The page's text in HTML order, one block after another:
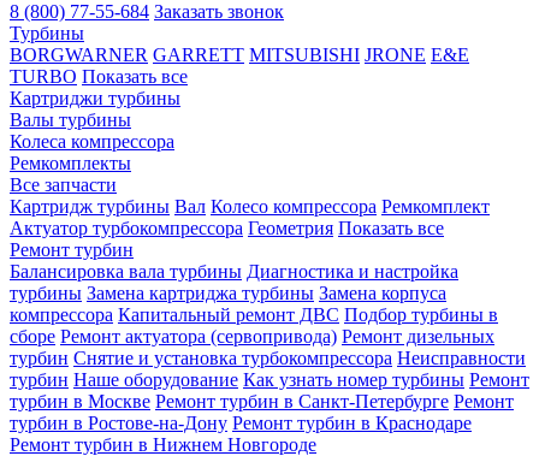
8 (800) 77-55-684 Заказать звонок
Турбины
BORGWARNER GARRETT MITSUBISHI JRONE E&E
TURBO Показать все
Картриджи турбины
Валы турбины
Колеса компрессора
Ремкомплекты
Все запчасти
Картридж турбины Вал Колесо компрессора Ремкомплект
Актуатор турбокомпрессора Геометрия Показать все
Ремонт турбин
Балансировка вала турбины Диагностика и настройка
турбины Замена картриджа турбины Замена корпуса
компрессора Капитальный ремонт ДВС Подбор турбины в
сборе Ремонт актуатора (сервопривода) Ремонт дизельных
турбин Снятие и установка турбокомпрессора Неисправности
турбин Наше оборудование Как узнать номер турбины Ремонт
турбин в Москве Ремонт турбин в Санкт-Петербурге Ремонт
турбин в Ростове-на-Дону Ремонт турбин в Краснодаре
Ремонт турбин в Нижнем Новгороде